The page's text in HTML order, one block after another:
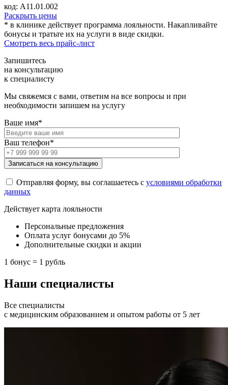
код: А11.01.002
Раскрыть цены
* в клинике действует программа лояльности. Накапливайте
бонусы и тратьте их на услуги в виде скидки.
Смотреть весь прайс-лист
Запишитесь
на консультацию
к специалисту
Мы свяжемся с вами, ответим на все вопросы и при
необходимости запишем на услугу
Ваше имя*
Ваш телефон*
Отправляя форму, вы соглашаетесь с условиями обработки
данных
Действует карта лояльности
Персональные предложения
Оплата услуг бонусами до 5%
Дополнительные скидки и акции
1 бонус = 1 рубль
Наши специалисты
Все специалисты
с медицинским образованием и опытом работы от 5 лет